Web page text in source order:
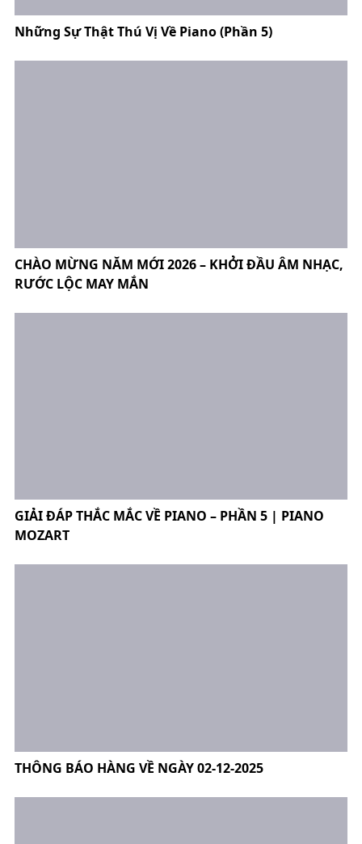
Những Sự Thật Thú Vị Về Piano (Phần 5)
CHÀO MỪNG NĂM MỚI 2026 – KHỞI ĐẦU ÂM NHẠC,
RƯỚC LỘC MAY MẮN
GIẢI ĐÁP THẮC MẮC VỀ PIANO – PHẦN 5 | PIANO
MOZART
THÔNG BÁO HÀNG VỀ NGÀY 02-12-2025